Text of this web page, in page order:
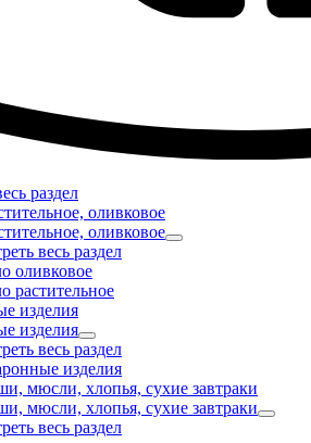
раздел
оливковое
оливковое
весь раздел
оливковое
растительное
изделия
изделия
весь раздел
изделия
мюсли, хлопья, сухие завтраки
мюсли, хлопья, сухие завтраки
весь раздел